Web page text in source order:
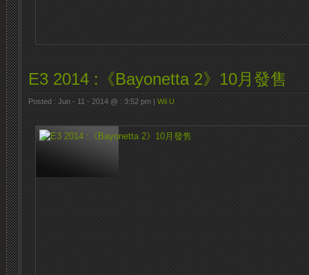
E3 2014 :《Bayonetta 2》10月發售
Posted : Jun - 11 - 2014 @ : 3:52 pm | Wii U